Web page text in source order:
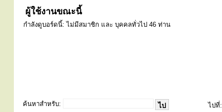
ผู้ใช้งานขณะนี้
กำลังดูบอร์ดนี้: ไม่มีสมาชิก และ บุคคลทั่วไป 46 ท่าน
ค้นหาสำหรับ: ไปที่: